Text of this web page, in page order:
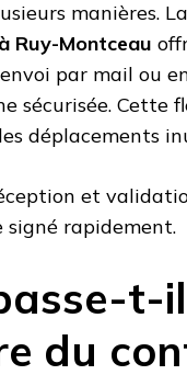
manières.
Ruy-Montceau
par mail ou
sécurisée. Cette
déplacements
et
rapidement.
t-
du